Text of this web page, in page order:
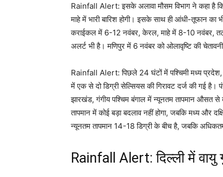
Rainfall Alert: इसके अलावा मौसम विभाग ने कहा है
माहे में भारी बारिश होगी। इसके साथ ही आंधी-तूफान
कराईकल में 6-12 नवंबर, केरल, माहे में 8-10 नवंबर,
अलर्ट भी है। मणिपुर में 6 नवंबर को ओलावृष्टि की
Rainfall Alert: पिछले 24 घंटों में पश्चिमी मध्य प्रदेश,
में एक से दो डिग्री सेल्सियस की गिरावट दर्ज की गई है।
झारखंड, गंगीय पश्चिम बंगाल में न्यूनतम तापमान औसत
तापमान में कोई बड़ा बदलाव नहीं होगा, जबकि मध्य और
न्यूनतम तापमान 14-18 डिग्री के बीच है, जबकि
Rainfall Alert: दिल्ली में वायु